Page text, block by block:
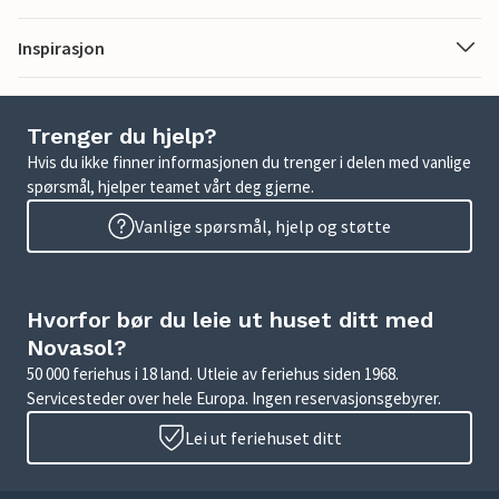
Inspirasjon
Trenger du hjelp?
Hvis du ikke finner informasjonen du trenger i delen med vanlige
spørsmål, hjelper teamet vårt deg gjerne.
Vanlige spørsmål, hjelp og støtte
Hvorfor bør du leie ut huset ditt med
Novasol?
50 000 feriehus i 18 land. Utleie av feriehus siden 1968.
Servicesteder over hele Europa. Ingen reservasjonsgebyrer.
Lei ut feriehuset ditt